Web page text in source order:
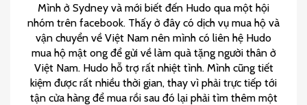
Mình ở Sydney và mới biết đến Hudo qua một hội
nhóm trên facebook. Thấy ở đây có dịch vụ mua hộ và
vận chuyển về Việt Nam nên mình có liên hệ Hudo
mua hộ mật ong để gửi về làm quà tặng người thân ở
Việt Nam. Hudo hỗ trợ rất nhiệt tình. Mình cũng tiết
kiệm được rất nhiều thời gian, thay vì phải trực tiếp tới
tận cửa hàng để mua rồi sau đó lại phải tìm thêm một